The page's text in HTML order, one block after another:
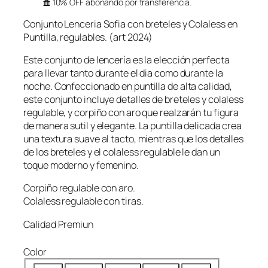
c
i
o
o
r
i
g
i
n
a
e
r
a
c
i
o
a
c
t
u
a
l
e
:
$
Conjunto Lenceria Sofia con breteles y Colaless en
Puntilla, regulables. (art 2024)
Este conjunto de lencería es la elección perfecta
para llevar tanto durante el dia como durante la
noche. Confeccionado en puntilla de alta calidad,
este conjunto incluye detalles de breteles y colaless
regulable, y corpiño con aro que realzarán tu figura
de manera sutil y elegante. La puntilla delicada crea
una textura suave al tacto, mientras que los detalles
de los breteles y el colaless regulable le dan un
toque moderno y femenino.
Corpiño regulable con aro.
Colaless regulable con tiras.
Calidad Premiun
Color